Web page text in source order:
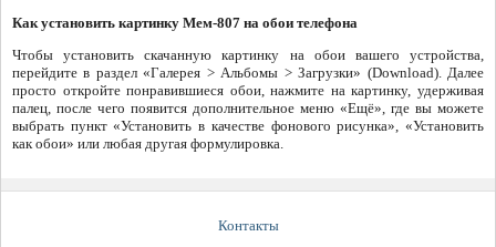
Как установить картинку Мем-807 на обои телефона
Чтобы установить скачанную картинку на обои вашего устройства,
перейдите в раздел «Галерея > Альбомы > Загрузки» (Download). Далее
просто откройте понравившиеся обои, нажмите на картинку, удерживая
палец, после чего появится дополнительное меню «Ещё», где вы можете
выбрать пункт «Установить в качестве фонового рисунка», «Установить
как обои» или любая другая формулировка.
Контакты